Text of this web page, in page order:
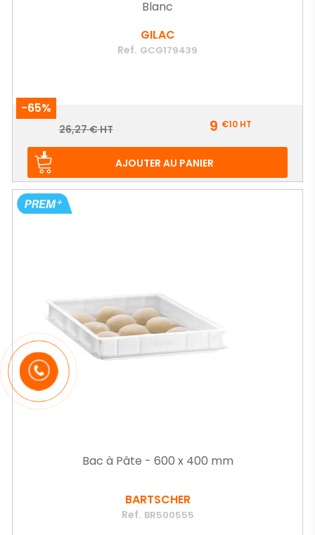
Blanc
GILAC
Ref. GCG179439
-65%
Prix
Prix
26,27 € HT 9 €10 HT
AJOUTER AU PANIER
Bac à Pâte - 600 x 400 mm
BARTSCHER
Ref. BR500555